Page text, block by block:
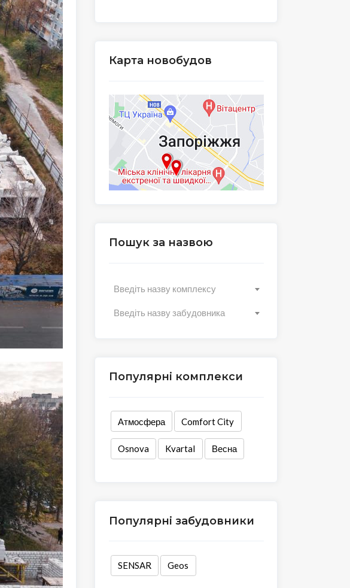
Карта новобудов
Пошук за назвою
Введіть назву комплексу
Введіть назву забудовника
Популярні комплекси
Атмосфера Comfort City
Osnova Kvartal Весна
Популярні забудовники
SENSAR Geos